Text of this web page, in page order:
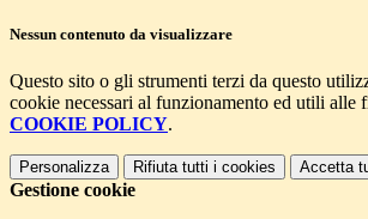
Nessun contenuto da visualizzare
Questo sito o gli strumenti terzi da questo
cookie necessari al funzionamento ed utili alle
COOKIE POLICY.
Personalizza Rifiuta tutti i cookies Accetta
Gestione cookie